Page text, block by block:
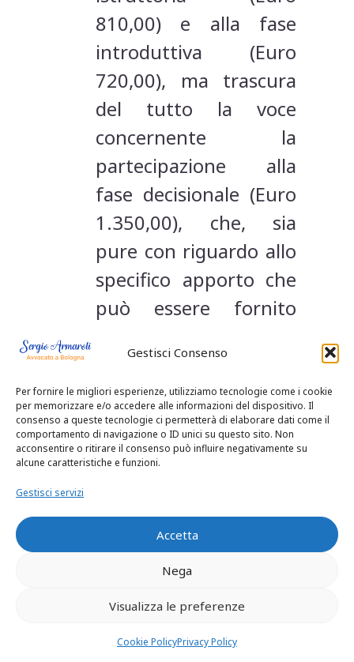
Gestisci Consenso
Per fornire le migliori esperienze, utilizziamo tecnologie come i cookie
per memorizzare e/o accedere alle informazioni del dispositivo. Il
consenso a queste tecnologie ci permetterà di elaborare dati come il
comportamento di navigazione o ID unici su questo sito. Non
acconsentire o ritirare il consenso può influire negativamente su
alcune caratteristiche e funzioni.
Gestisci servizi
Accetta
Nega
Visualizza le preferenze
Cookie PolicyPrivacy Policy
810,00) e alla fase
introduttiva (Euro
720,00), ma trascura
del tutto la voce
concernente la
partecipazione alla
fase decisionale (Euro
1.350,00), che, sia
pure con riguardo allo
specifico apporto che
può essere fornito
può essere
semplicisticamente ed
immotivatamente
disconosciuta.
art. 616 c.p.p., la
condanna del
pagamento delle
spese processuali.